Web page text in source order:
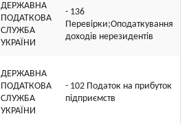
ДЕРЖАВНА
ПОДАТКОВА
СЛУЖБА
УКРАЇНИ
- 136
Перевірки;Оподаткування
доходів нерезидентів
ДЕРЖАВНА
ПОДАТКОВА
СЛУЖБА
УКРАЇНИ
- 102 Податок на прибуток
підприємств